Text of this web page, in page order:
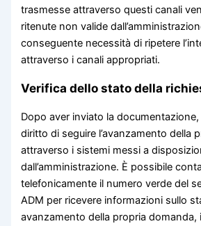
trasmesse attraverso questi canali
ritenute non valide
conseguente necessità di ripetere
attraverso i canali appropriati.
Verifica dello stato della
Dopo aver inviato la
diritto di seguire l’avanzamento della
attraverso i sistemi messi a
dall’amministrazione. È possibile
telefonicamente il numero verde del
ADM per ricevere informazioni sullo
avanzamento della propria